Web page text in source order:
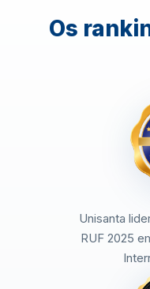
Os
Unisanta
RUF 2025